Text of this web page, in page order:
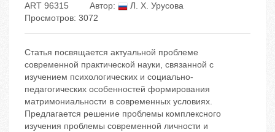
ART 96315 Автор:
Л. Х. Урусова
Просмотров: 3072
Статья посвящается актуальной проблеме
современной практической науки, связанной с
изучением психологических и социально-
педагогических особенностей формирования
матримониальности в современных условиях.
Предлагается решение проблемы комплексного
изучения проблемы современной личности и